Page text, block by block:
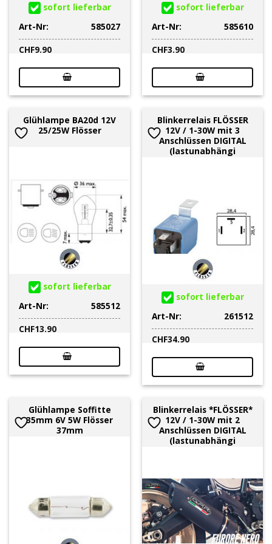
sofort lieferbar
Art-Nr:
585027
CHF9.90
sofort lieferbar
Art-Nr:
585610
CHF3.90
Glühlampe BA20d 12V
25/25W Flösser
sofort lieferbar
Art-Nr:
585512
CHF13.90
Blinkerrelais FLÖSSER
12V / 1-30W mit 3
Anschlüssen DIGITAL
(lastunabhängi
sofort lieferbar
Art-Nr:
261512
CHF34.90
Glühlampe Soffitte
35mm 6V 5W Flösser
37mm
Blinkerrelais *FLÖSSER*
12V / 1-30W mit 2
Anschlüssen DIGITAL
(lastunabhängi